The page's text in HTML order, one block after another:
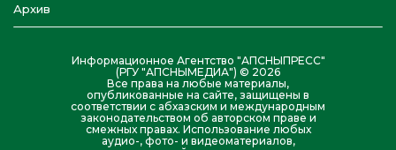
Архив
Информационное Агентство "АПСНЫПРЕСС"
(РГУ "АПСНЫМЕДИА") © 2026
Все права на любые материалы,
опубликованные на сайте, защищены в
соответствии с абхазским и международным
законодательством об авторском праве и
смежных правах. Использование любых
аудио-, фото- и видеоматериалов,